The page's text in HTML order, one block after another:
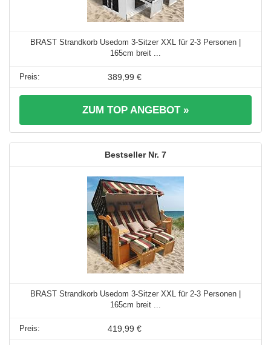
BRAST Strandkorb Usedom 3-Sitzer XXL für 2-3 Personen |
165cm breit ...
389,99 €
ZUM TOP ANGEBOT »
7
BRAST Strandkorb Usedom 3-Sitzer XXL für 2-3 Personen |
165cm breit ...
419,99 €